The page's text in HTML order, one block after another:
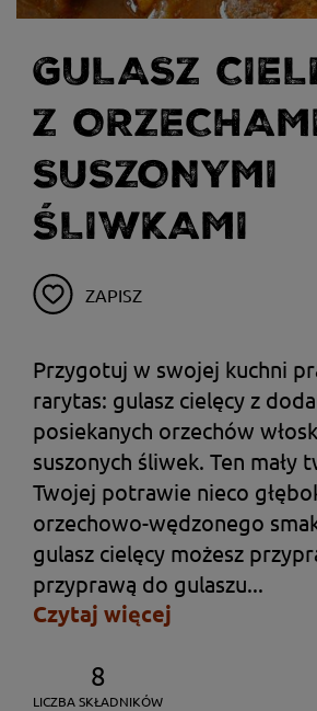
GULASZ
Z
SUSZONYMI
ŚLIWKAMI
ZAPISZ
Przygotuj w swojej kuchni
rarytas: gulasz cielęcy z
posiekanych orzechów
suszonych śliwek. Ten mały
Twojej potrawie nieco
orzechowo-wędzonego
gulasz cielęcy możesz
przyprawą do gulaszu...
Czytaj więcej
8
LICZBA SKŁADNIKÓW